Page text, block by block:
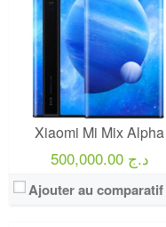
Xiaomi Mi Mix Alpha
500,000.00 د.ج
Ajouter au comparatif